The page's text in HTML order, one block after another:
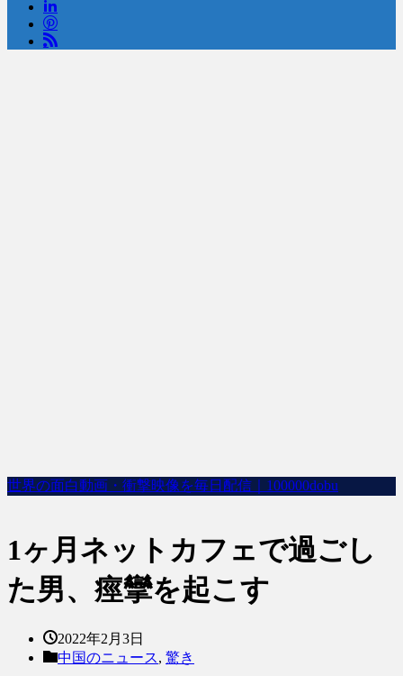
世界の面白動画・衝撃映像を毎日配信｜100000dobu
1ヶ月ネットカフェで過ごし
た男、痙攣を起こす
2022年2月3日
中国のニュース, 驚き